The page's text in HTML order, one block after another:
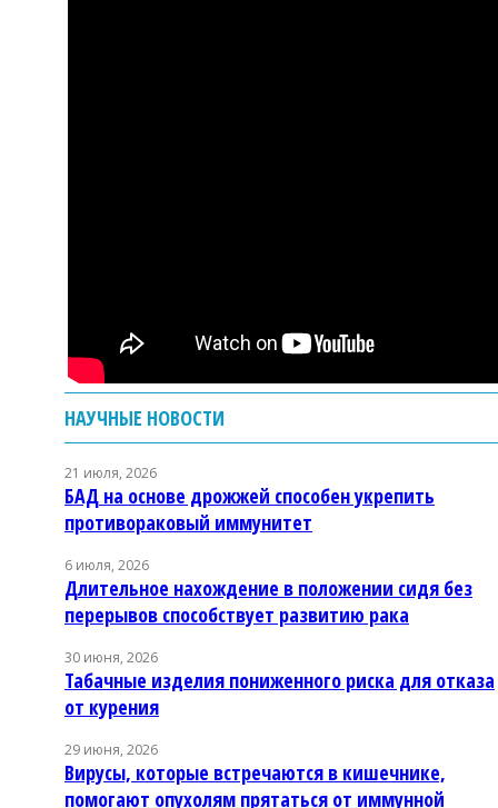
НАУЧНЫЕ НОВОСТИ
21 июля, 2026
БАД на основе дрожжей способен укрепить
противораковый иммунитет
6 июля, 2026
Длительное нахождение в положении сидя без
перерывов способствует развитию рака
30 июня, 2026
Табачные изделия пониженного риска для отказа
от курения
29 июня, 2026
Вирусы, которые встречаются в кишечнике,
помогают опухолям прятаться от иммунной